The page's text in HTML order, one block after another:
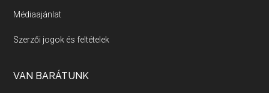
Villány, kékfrankos, Jackfall
Apr 17, 2026 • 00:35:38
Médiaajánlat
Szerzői jogok és feltételek
VAN BARÁTUNK